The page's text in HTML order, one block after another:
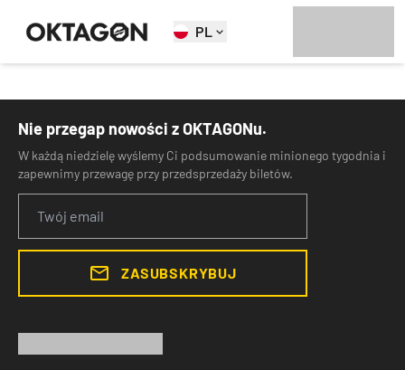
PL
Nie przegap nowości z OKTAGONu.
W każdą niedzielę wyślemy Ci podsumowanie minionego tygodnia i
zapewnimy przewagę przy przedsprzedaży biletów.
ZASUBSKRYBUJ